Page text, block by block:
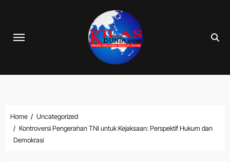
content
Home
Uncategorized
Kontroversi Pengerahan TNI untuk Kejaksaan: Perspektif Hukum dan
Demokrasi